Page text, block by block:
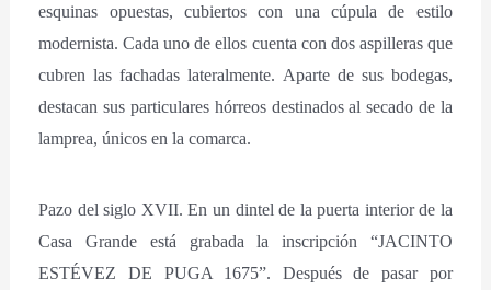
esquinas opuestas, cubiertos con una cúpula de estilo
modernista. Cada uno de ellos cuenta con dos aspilleras que
cubren las fachadas lateralmente. Aparte de sus bodegas,
destacan sus particulares hórreos destinados al secado de la
lamprea, únicos en la comarca.
Pazo del siglo XVII. En un dintel de la puerta interior de la
Casa Grande está grabada la inscripción “JACINTO
ESTÉVEZ DE PUGA 1675”. Después de pasar por